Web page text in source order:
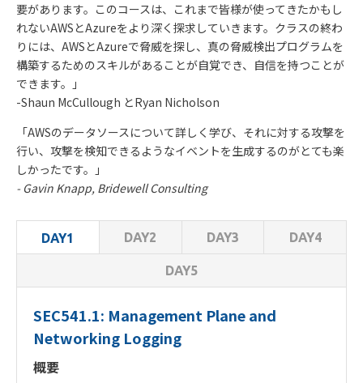
要があります。このコースは、これまで皆様が使ってきたかもし
れないAWSとAzureをより深く探求していきます。クラスの終わ
りには、 AWSとAzureで脅威を探し、真の脅威検出プログラムを
構築するためのスキルがあることが自覚でき、自信を持つことが
できます。」
-Shaun McCullough とRyan Nicholson
「AWSのデータソースについて詳しく学び、それに対する攻撃を
行い、攻撃を検知できるようなイベントを生成するのがとても楽
しかったです。」
- Gavin Knapp, Bridewell Consulting
DAY1 DAY2 DAY3 DAY4
DAY5
SEC541.1: Management Plane and
Networking Logging
概要